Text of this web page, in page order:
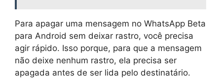
Para apagar uma mensagem no WhatsApp Beta
para Android sem deixar rastro, você precisa
agir rápido. Isso porque, para que a mensagem
não deixe nenhum rastro, ela precisa ser
apagada antes de ser lida pelo destinatário.